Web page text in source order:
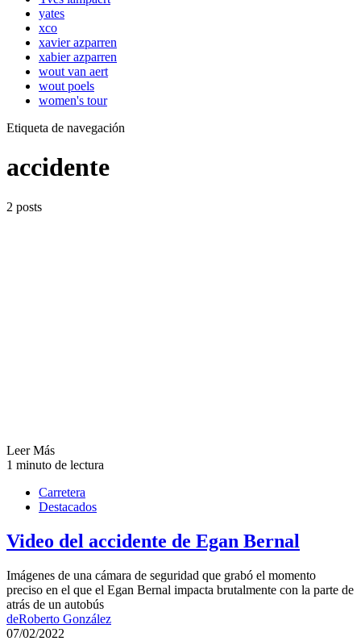
yates
xco
xavier azparren
xabier azparren
wout van aert
wout poels
women's tour
Etiqueta de navegación
accidente
2 posts
Leer Más
1 minuto de lectura
Carretera
Destacados
Video del accidente de Egan Bernal
Imágenes de una cámara de seguridad que grabó el momento
preciso en el que el Egan Bernal impacta brutalmente con la parte de
atrás de un autobús
deRoberto González
07/02/2022